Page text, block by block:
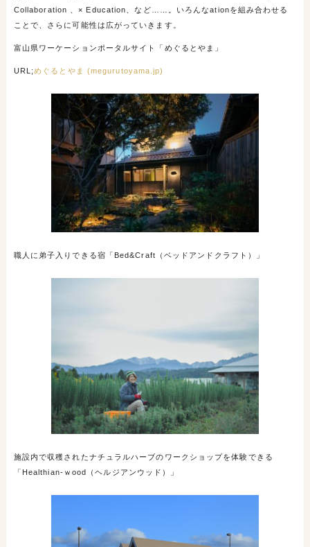
Collaboration 、× Education、など……。いろんなationを組み合わせる
ことで、さらに可能性は広がっていきます。
富山県ワーケーションポータルサイト「めぐるとやま」
URL;めぐるとやま (megurutoyama.jp)
職人に弟子入りできる宿「Bed&Craft（ベッドアンドクラフト）」
施設内で収穫されたナチュラルハーブのワークショップを体験できる
「Healthian-ｗood（ヘルジアンウッド）」